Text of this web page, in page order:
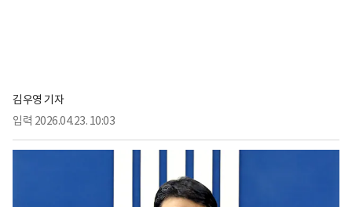
김우영 기자
입력 2026.04.23. 10:03